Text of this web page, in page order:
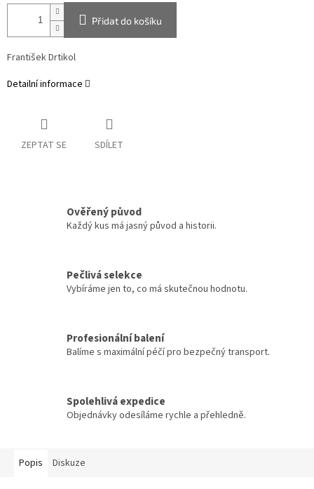
Přidat do košíku
František Drtikol
Detailní informace
ZEPTAT SE SDÍLET
Ověřený původ
Každý kus má jasný původ a historii.
Pečlivá selekce
Vybíráme jen to, co má skutečnou hodnotu.
Profesionální balení
Balíme s maximální péčí pro bezpečný transport.
Spolehlivá expedice
Objednávky odesíláme rychle a přehledně.
Popis Diskuze